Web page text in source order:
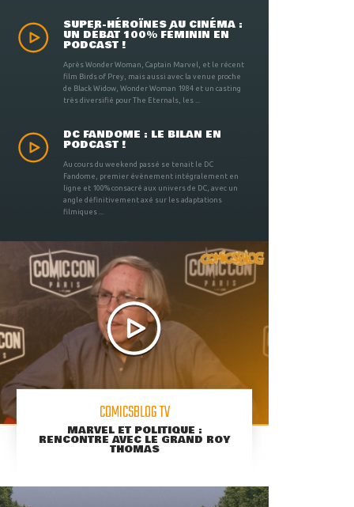
SUPER-HÉROÏNES AU CINÉMA :
UN DÉBAT 100% FÉMININ EN
PODCAST !
Après Wonder Woman, Captain Marvel, et le récent
film Birds of Prey, mais aussi avec la venue proche
de Black Widow, Wonder Woman 1984 et un casting
très diversifié pour The Eternals, les ...
DC FANDOME : LE BILAN EN
PODCAST !
Au cours du weekend passé se tenait le DC
Fandome, premier évènement intégralement en
ligne et 100% consacré aux univers de DC, avec un
angle définitivement axé sur les adaptations
filmiques ...
COMICSBLOG TV
MARVEL ET POLITIQUE :
RENCONTRE AVEC LE GRAND ROY
THOMAS